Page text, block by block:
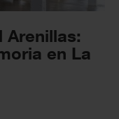
Arenillas:
en La